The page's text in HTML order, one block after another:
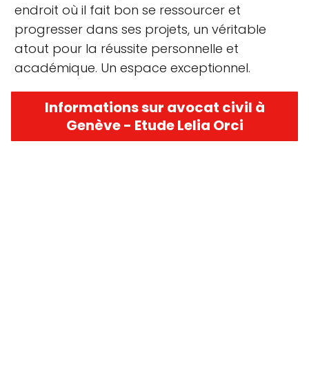
endroit où il fait bon se ressourcer et
progresser dans ses projets, un véritable
atout pour la réussite personnelle et
académique. Un espace exceptionnel.
Informations sur avocat civil à
Genève - Etude Lelia Orci